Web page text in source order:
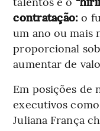
contratação: o
um ano ou mais
proporcional
aumentar de
Em posições de
executivos
Juliana França